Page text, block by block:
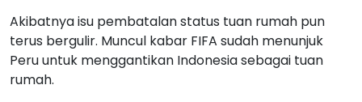
Akibatnya isu pembatalan status tuan rumah pun
terus bergulir. Muncul kabar FIFA sudah menunjuk
Peru untuk menggantikan Indonesia sebagai tuan
rumah.